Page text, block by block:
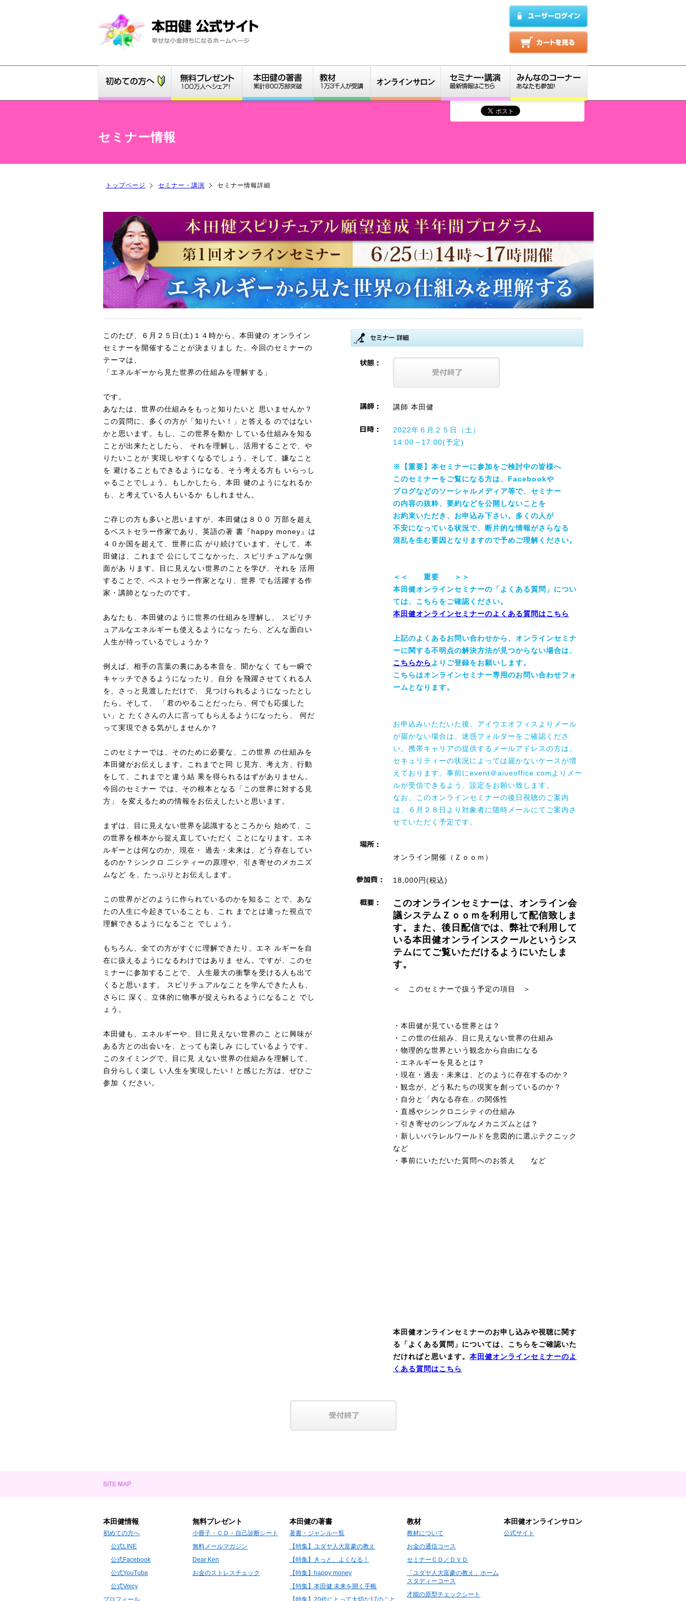
セミナー情報
トップページ セミナー・講演 セミナー情報詳細
このたび、６月２５日(土)１４時から、本田健の オンライン
セミナーを開催することが決まりまし た。今回のセミナーの
テーマは、
「エネルギーから見た世界の仕組みを理解する」
です。
あなたは、世界の仕組みをもっと知りたいと 思いませんか？
この質問に、多くの方が「知りたい！」と答える のではない
かと思います。もし、この世界を動か している仕組みを知る
ことが出来たとしたら、 それを理解し、活用することで、や
りたいことが 実現しやすくなるでしょう。そして、嫌なこと
を 避けることもできるようになる、そう考える方も いらっし
ゃることでしょう。もしかしたら、本田 健のようになれるか
も、と考えている人もいるか もしれません。
ご存じの方も多いと思いますが、本田健は８００ 万部を超え
るベストセラー作家であり、英語の著 書『happy money』は
４０か国を超えて、世界に広 がり続けています。そして、本
田健は、これまで 公にしてこなかった、スピリチュアルな側
面があ ります。目に見えない世界のことを学び、それを 活用
することで、ベストセラー作家となり、世界 でも活躍する作
家・講師となったのです。
あなたも、本田健のように世界の仕組みを理解し、 スピリチ
ュアルなエネルギーも使えるようになっ たら、どんな面白い
人生が待っているでしょうか？
例えば、相手の言葉の裏にある本音を、聞かなく ても一瞬で
キャッチできるようになったり、自分 を飛躍させてくれる人
を、さっと見渡しただけで、 見つけられるようになったとし
たら。そして、 「君のやることだったら、何でも応援した
い」と たくさんの人に言ってもらえるようになったら、 何だ
って実現できる気がしませんか？
このセミナーでは、そのために必要な、この世界 の仕組みを
本田健がお伝えします。これまでと同 じ見方、考え方、行動
をして、これまでと違う結 果を得られるはずがありません。
今回のセミナー では、その根本となる「この世界に対する見
方」 を変えるための情報をお伝えしたいと思います。
まずは、目に見えない世界を認識するところから 始めて、こ
の世界を根本から捉え直していただく ことになります。エネ
ルギーとは何なのか、現在・ 過去・未来は、どう存在してい
るのか？シンクロ 二シティーの原理や、引き寄せのメカニズ
ムなど を、たっぷりとお伝えします。
この世界がどのように作られているのかを知るこ とで、あな
たの人生に今起きていることも、これ までとは違った視点で
理解できるようになること でしょう。
もちろん、全ての方がすぐに理解できたり、エネ ルギーを自
在に扱えるようになるわけではありま せん。ですが、このセ
ミナーに参加することで、 人生最大の衝撃を受ける人も出て
くると思います。 スピリチュアルなことを学んできた人も、
さらに 深く、立体的に物事が捉えられるようになること でし
ょう。
本田健も、エネルギーや、目に見えない世界のこ とに興味が
ある方との出会いを、とっても楽しみ にしているようです。
このタイミングで、目に見 えない世界の仕組みを理解して、
自分らしく楽し い人生を実現したい！と感じた方は、ぜひご
参加 ください。
講師 本田健
2022年６月２５日（土）
14:00～17:00(予定)
※【重要】本セミナーに参加をご検討中の皆様へ
このセミナーをご覧になる方は、Facebookや
ブログなどのソーシャルメディア等で、セミナー
の内容の抜粋、要約などを公開しないことを
お約束いただき、お申込み下さい。多くの人が
不安になっている状況で、断片的な情報がさらなる
混乱を生む要因となりますので予めご理解ください。
＜＜ 重要 ＞＞
本田健オンラインセミナーの「よくある質問」につい
ては、こちらをご確認ください。
本田健オンラインセミナーのよくある質問はこちら
上記のよくあるお問い合わせから、オンラインセミナ
ーに関する不明点の解決方法が見つからない場合は、
こちらから よりご登録をお願いします。
こちらはオンラインセミナー専用のお問い合わせフォ
ームとなります。
お申込みいただいた後、アイウエオフィスよりメール
が届かない場合は、迷惑フォルダーをご確認くださ
い。携帯キャリアの提供するメールアドレスの方は、
セキュリティーの状況によっては届かないケースが増
えております。事前にevent＠aiueoffice.comよりメー
ルが受信できるよう、設定をお願い致します。
なお、このオンラインセミナーの後日視聴のご案内
は、６月２８日より対象者に随時メールにてご案内さ
せていただく予定です。
オンライン開催（Ｚｏｏｍ）
18,000円(税込)
このオンラインセミナーは、オンライン会
議システムＺｏｏｍを利用して配信致しま
す。また、後日配信では、弊社で利用して
いる本田健オンラインスクールというシス
テムにてご覧いただけるようにいたしま
す。
＜ このセミナーで扱う予定の項目 ＞
・本田健が見ている世界とは？
・この世の仕組み、目に見えない世界の仕組み
・物理的な世界という観念から自由になる
・エネルギーを見るとは？
・現在・過去・未来は、どのように存在するのか？
・観念が、どう私たちの現実を創っているのか？
・自分と「内なる存在」の関係性
・直感やシンクロニシティの仕組み
・引き寄せのシンプルなメカニズムとは？
・新しいパラレルワールドを意図的に選ぶテクニック
など
・事前にいただいた質問へのお答え など
本田健オンラインセミナーのお申し込みや視聴に関す
る「よくある質問」については、こちらをご確認いた
だければと思います。 本田健オンラインセミナーのよ
くある質問はこちら
本田健情報
初めての方へ
公式LINE
公式Facebook
公式YouTube
公式Voicy
プロフィール
無料プレゼント
小冊子・ＣＤ・自己診断シート
無料メールマガジン
Dear Ken
お金のストレスチェック
本田健の著書
著書・ジャンル一覧
【特集】ユダヤ人大富豪の教え
【特集】きっと、よくなる！
【特集】happy money
【特集】本田健 未来を開く手帳
【特集】20代にとって大切な17のこと
教材
教材について
お金の通信コース
セミナーＣＤ／ＤＶＤ
「ユダヤ人大富豪の教え」ホーム
スタディーコース
才能の原型チェックシート
本田健オンラインサロン
公式サイト